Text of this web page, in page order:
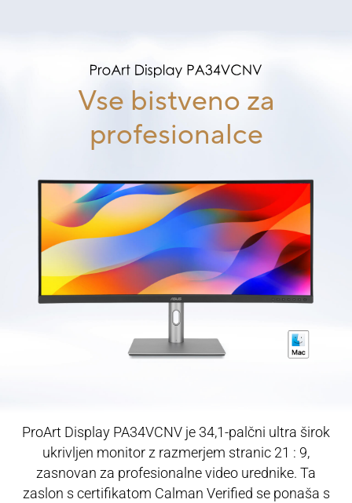
Vse bistveno za
profesionalce
ProArt Display PA34VCNV je 34,1-palčni ultra širok
ukrivljen monitor z razmerjem stranic 21 : 9,
zasnovan za profesionalne video urednike. Ta
zaslon s certifikatom Calman Verified se ponaša s